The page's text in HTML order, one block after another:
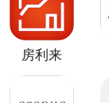
家整理了很多
需要的用户可以
房利来